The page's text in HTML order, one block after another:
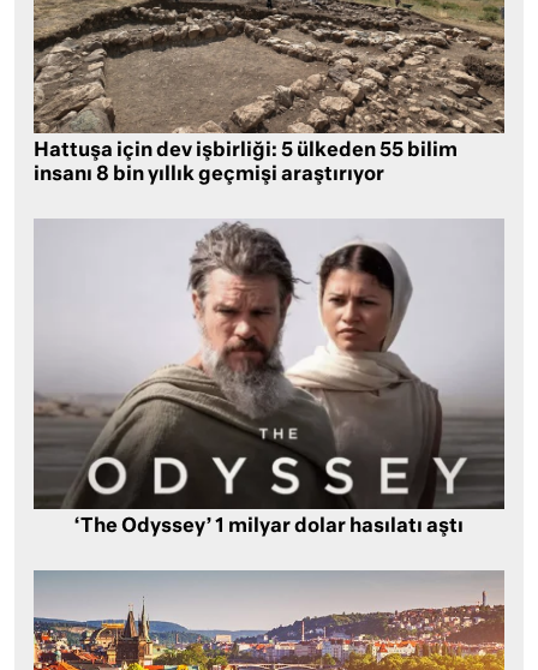
Hattuşa için dev işbirliği: 5 ülkeden 55 bilim
insanı 8 bin yıllık geçmişi araştırıyor
‘The Odyssey’ 1 milyar dolar hasılatı aştı